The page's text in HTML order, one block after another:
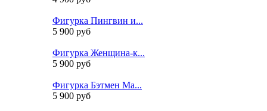
Фигурка Пингвин и...
5 900 руб
Фигурка Женщина-к...
5 900 руб
Фигурка Бэтмен Ма...
5 900 руб